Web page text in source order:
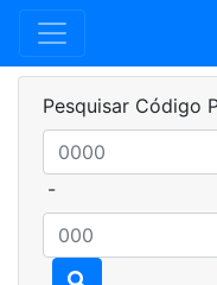
Pesquisar Código
-